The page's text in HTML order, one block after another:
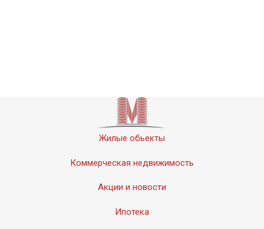
Жилые обьекты
Коммерческая недвижимость
Акции и новости
Ипотека